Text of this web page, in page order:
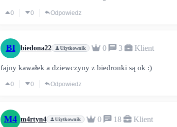
0 0 Odpowiedz
BI biedona22 Użytkownik 0 3 Klient
fajny kawałek a dziewczyny z biedronki są ok :)
0 0 Odpowiedz
M4 m4rtyn4 Użytkownik 0 18 Klient